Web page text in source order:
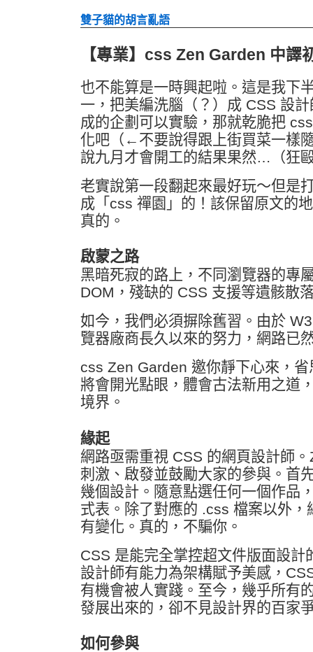
雙子貓的胡言亂語
【專業】css Zen Garden 中譯
也不能算是一時興起啦。這是我下
一，把美編洗腦（？）成 CSS 設
成的企劃可以實驗，那就乾脆把
化吧（←不要說得跟上街買菜一樣
說九月才會開工的結果果然…（狂
老實說第一段翻起來最好玩～但是
成「css 禪園」的！該保留原文的
真的。
啟蒙之路
黑暗死寂的路上，不同瀏覽器的專
DOM，殘缺的 CSS 支援等遺骸散
如今，我們必須摒除舊習。由於
覽器廠商長久以來的努力，網路已
css Zen Garden 邀你靜下心來，
將會開光點眼，體會古法新用之道
境界。
緣起
網路亟需重視 CSS 的網頁設計師
刺激、啟發並鼓勵大家的參與。首
幾個設計。隨意點選任何一個作品
式表。除了對應的 .css 檔案以外，
有變化。真的，不騙你。
CSS 是能完全掌控超文件版面設計
設計師有能力為架構賦予美感，
有機會被人實踐。至今，幾乎所有
發展出來的，卻不見設計界的百家
如何參與